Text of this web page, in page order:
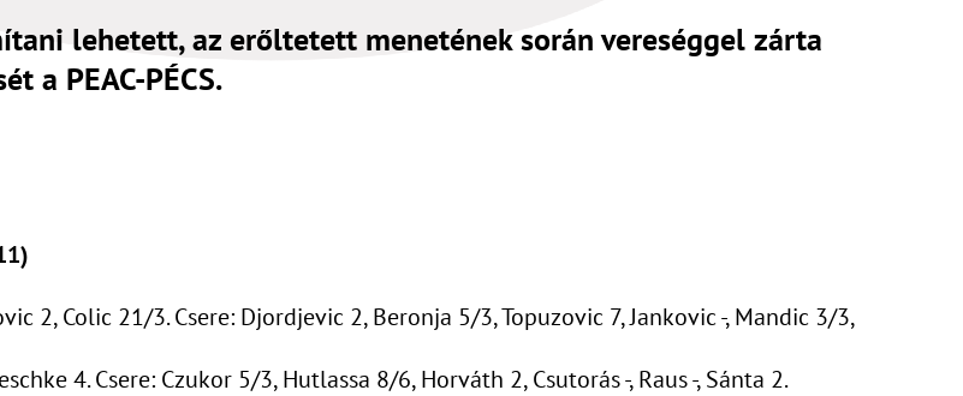
lehetett, az erőltetett menetének során vereséggel zárta
a PEAC-PÉCS.
2, Colic 21/3. Csere: Djordjevic 2, Beronja 5/3, Topuzovic 7, Jankovic -, Mandic 3/3,
4. Csere: Czukor 5/3, Hutlassa 8/6, Horváth 2, Csutorás -, Raus -, Sánta 2.